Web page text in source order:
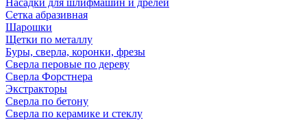
Насадки для шлифмашин и дрелей
Сетка абразивная
Шарошки
Щетки по металлу
Буры, сверла, коронки, фрезы
Сверла перовые по дереву
Сверла Форстнера
Экстракторы
Сверла по бетону
Сверла по керамике и стеклу